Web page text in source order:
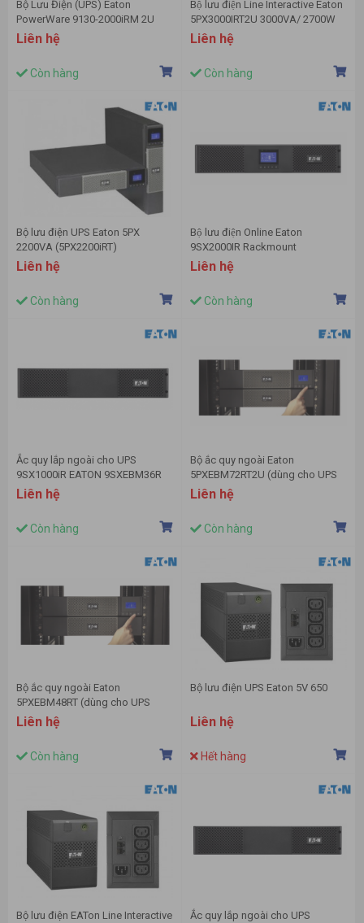
Bộ Lưu Điện (UPS) Eaton
PowerWare 9130-2000iRM 2U
2KVA(103006457- 6591)
Liên hệ
Còn hàng
Bộ lưu điện Line Interactive Eaton
5PX3000IRT2U 3000VA/ 2700W
Liên hệ
Còn hàng
Bộ lưu điện UPS Eaton 5PX
2200VA (5PX2200iRT)
Liên hệ
Còn hàng
Bộ lưu điện Online Eaton
9SX2000IR Rackmount
(2000VA/1800W)
Liên hệ
Còn hàng
Ắc quy lắp ngoài cho UPS
9SX1000iR EATON 9SXEBM36R
Liên hệ
Còn hàng
Bộ ắc quy ngoài Eaton
5PXEBM72RT2U (dùng cho UPS
5PX3000iRT2U)
Liên hệ
Còn hàng
Bộ ắc quy ngoài Eaton
5PXEBM48RT (dùng cho UPS
5PX1500iRT và 5PX2200iRT)
Liên hệ
Còn hàng
Bộ lưu điện UPS Eaton 5V 650
Liên hệ
Hết hàng
Bộ lưu điện EATon Line Interactive
Ắc quy lắp ngoài cho UPS